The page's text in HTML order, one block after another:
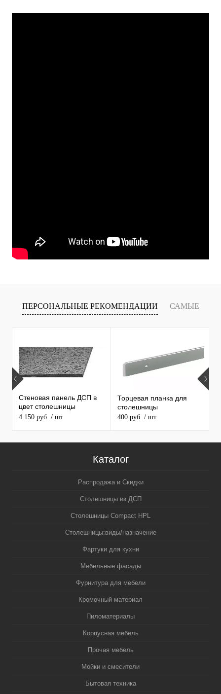
ПЕРСОНАЛЬНЫЕ РЕКОМЕНДАЦИИ САМЫЕ
ПРОДАВАЕМЫЕ ТОВАРЫ
Стеновая панель ДСП в
цвет столешницы
MAERSS
4 150 руб. / шт
Торцевая планка для
столешницы
400 руб. / шт
Каталог
Распродажа и Скидки
Столешницы из ДСП
Столешницы Compact HPL
Столешницы:виды/назначение
Фартуки для кухни
Мебельные фасады
Фурнитура для мебели
Кромочный материал
Пиломатериалы
Корпусная мебель
Прочая мебель
Мойки и смесители
Бытовая техника